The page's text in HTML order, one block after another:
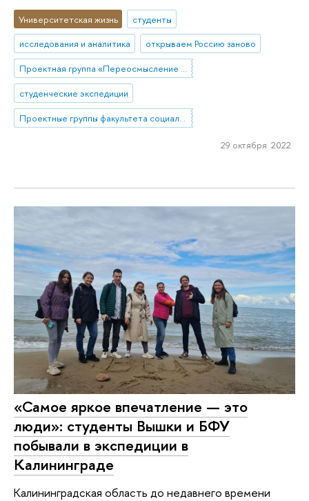
Университетская жизнь
студенты
исследования и аналитика
открываем Россию заново
Проектная группа «Переосмысление опыта 90-х в политики памяти современной России»
студенческие экспедиции
Проектные группы факультета социальных наук
29 октября 2022
«Самое яркое впечатление — это
люди»: студенты Вышки и БФУ
побывали в экспедиции в
Калининграде
Калининградская область до недавнего времени